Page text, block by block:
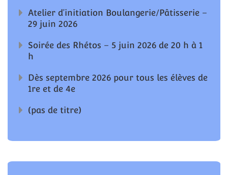
Atelier d’initiation Boulangerie/Pâtisserie –
29 juin 2026
Soirée des Rhétos – 5 juin 2026 de 20 h à 1
h
Dès septembre 2026 pour tous les élèves de
1re et de 4e
(pas de titre)